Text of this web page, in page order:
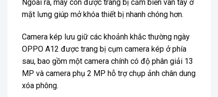
Ngoài ra, máy còn được trang bị cảm biến vân tay ở
mặt lưng giúp mở khóa thiết bị nhanh chóng hơn.
Camera kép lưu giữ các khoảnh khắc thường ngày
OPPO A12 được trang bị cụm camera kép ở phía
sau, bao gồm một camera chính có độ phân giải 13
MP và camera phụ 2 MP hỗ trợ chụp ảnh chân dung
xóa phông.